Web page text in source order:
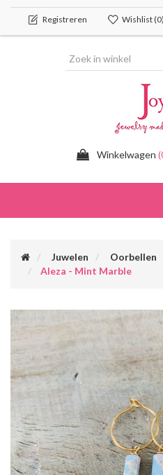
Registreren Wishlist(0)
Winkelwagen
Juwelen Oorbellen
Aleza - Mint Marble